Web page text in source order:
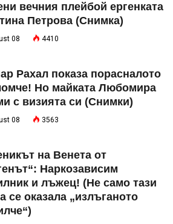
вечния плейбой ергенката
Петрова (Снимка)
08 4410
Рахал показа порасналото
Но майката Любомира
с визията си (Снимки)
08 3563
на Венета от
Наркозависим
и лъжец! (Не само тази
се оказала „излъганото